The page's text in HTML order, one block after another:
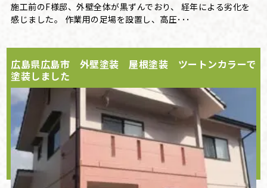
施工前のF様邸、外壁全体が黒ずんでおり、 経年による劣化を
感じました。 作業用の足場を設置し、高圧･･･
広島県広島市 外壁塗装 屋根塗装 ツートンカラーで
塗装しました